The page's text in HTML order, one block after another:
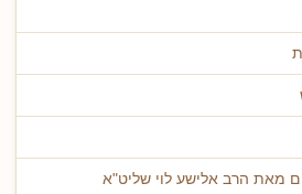
מאת הרב אלישע לוי שליט"א